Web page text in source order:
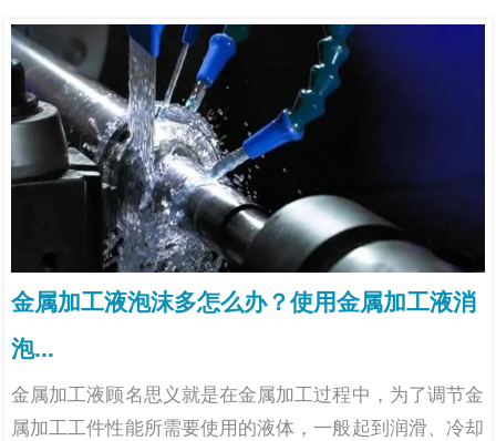
金属加工液泡沫多怎么办？使用金属加工液消
泡...
金属加工液顾名思义就是在金属加工过程中，为了调节金
属加工工件性能所需要使用的液体，一般起到润滑、冷却